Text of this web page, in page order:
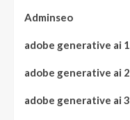
Adminseo
adobe generative ai 1
adobe generative ai 2
adobe generative ai 3